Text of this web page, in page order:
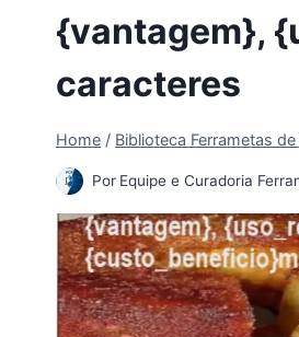
{vantagem},
caracteres
Home / Biblioteca Ferrametas
Por Equipe e Curadoria